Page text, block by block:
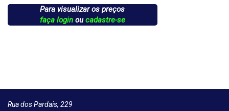
Para visualizar os preços
faça loginoucadastre-se
Rua dos Pardais, 229